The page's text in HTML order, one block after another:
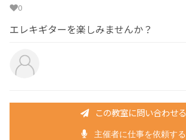
0
エレキギターを楽しみませんか？
この教室に問い合わせる
主催者に仕事を依頼する